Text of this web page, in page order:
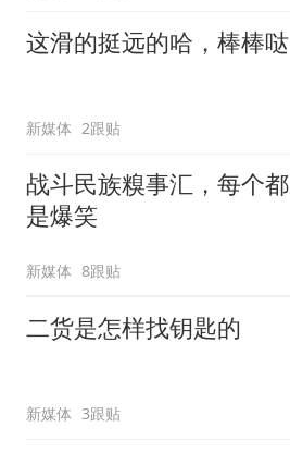
这滑的挺远的哈，棒棒哒
新媒体 2跟贴
战斗民族糗事汇，每个都
是爆笑
新媒体 8跟贴
二货是怎样找钥匙的
新媒体 3跟贴